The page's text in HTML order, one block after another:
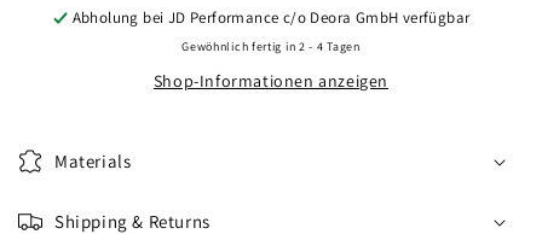
Titanium
Titanium
Abholung bei JD Performance c/o Deora GmbH verfügbar
Gewöhnlich fertig in 2 - 4 Tagen
Shop-Informationen anzeigen
Materials
Shipping & Returns